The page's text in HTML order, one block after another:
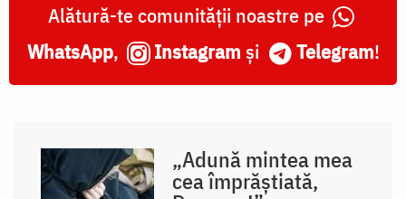
Alătură-te comunității noastre pe
WhatsApp, Instagram și Telegram!
„Adună mintea mea
cea împrăștiată,